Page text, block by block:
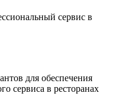
сервис в
для обеспечения
сервиса в ресторанах